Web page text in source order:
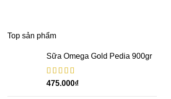
Top sản phẩm
Sữa Omega Gold Pedia 900gr
475.000₫